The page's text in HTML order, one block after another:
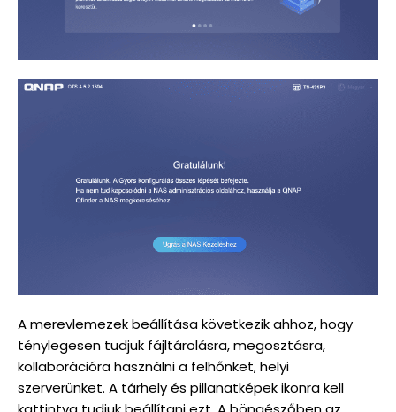
A merevlemezek beállítása következik ahhoz, hogy
ténylegesen tudjuk fájltárolásra, megosztásra,
kollaborációra használni a felhőnket, helyi
szerverünket. A tárhely és pillanatképek ikonra kell